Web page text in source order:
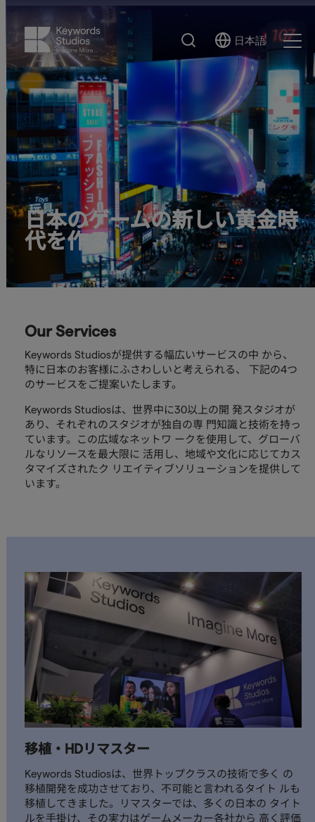
検
Select
Language
日本語
日本のゲームの新しい黄金時
代を作る
Our Services
Keywords Studiosが提供する幅広いサービスの中 から、
特に日本のお客様にふさわしいと考えられる、 下記の4つ
のサービスをご提案いたします。
Keywords Studiosは、世界中に30以上の開 発スタジオが
あり、それぞれのスタジオが独自の専 門知識と技術を持っ
ています。この広域なネットワ ークを使用して、グローバ
ルなリソースを最大限に 活用し、地域や文化に応じてカス
タマイズされたク リエイティブソリューションを提供して
います。
移植・HDリマスター ​
Keywords Studiosは、世界トップクラスの技術で多く の
移植開発を成功させており、不可能と言われるタイト ルも
移植してきました。リマスターでは、多くの日本の タイト
ルを手掛け、その実力はゲームメーカー各社から 高く評価